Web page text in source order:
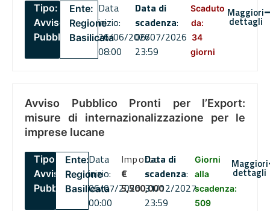
Tipo:
Avviso
Pubblico
Ente:
Regione
Basilicata
Data
inizio:
26/06/2026
08:00
Data di
scadenza:
06/07/2026
23:59
Scaduto
da:
34
giorni
Maggiori
dettagli
Avviso Pubblico Pronti per l’Export:
misure di internazionalizzazione per le
imprese lucane
Tipo:
Avviso
Pubblico
Ente:
Regione
Basilicata
Data
inizio:
06/07/2026
00:00
Importo
€
5,500,000
Data di
scadenza:
31/12/2027
23:59
Giorni
alla
scadenza:
509
Maggiori
dettagli